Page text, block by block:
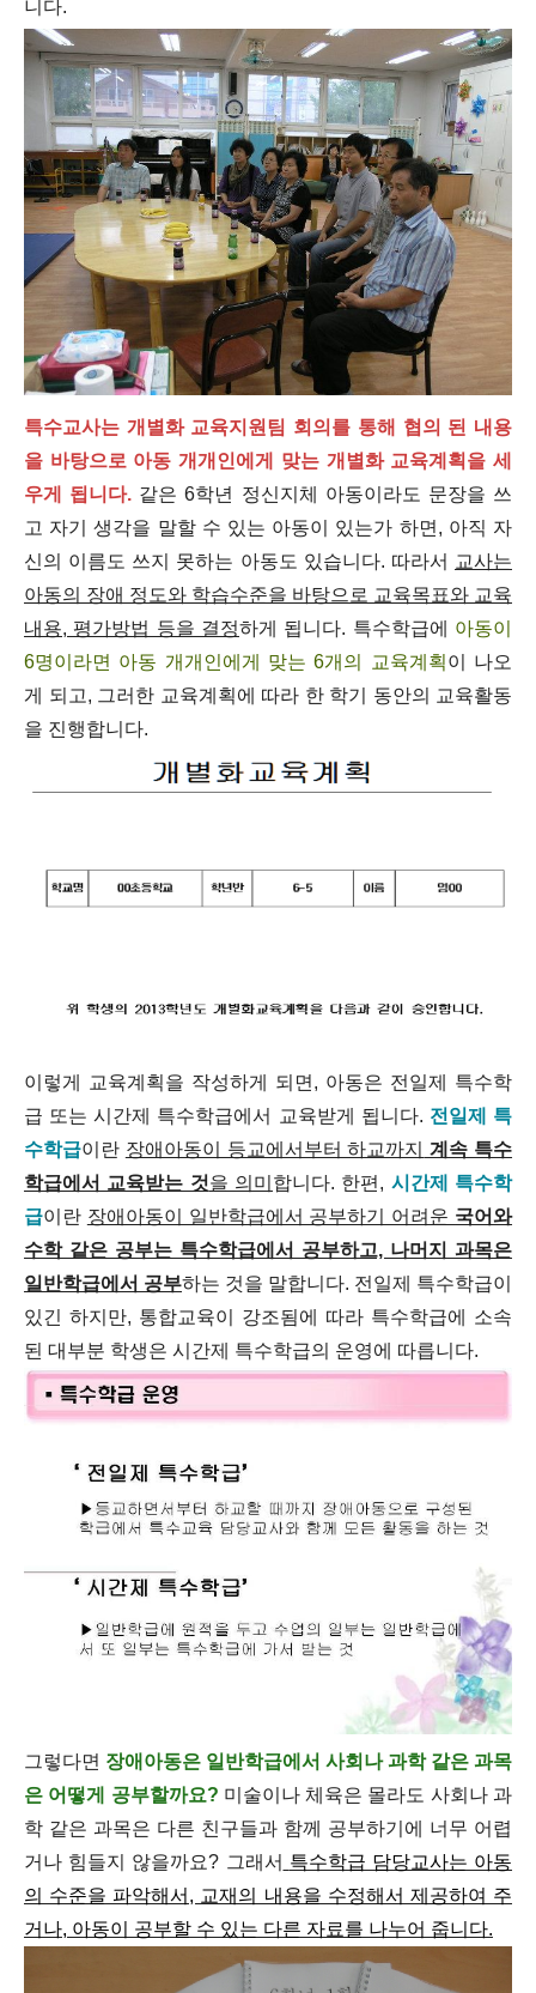
니다.
특수교사는 개별화 교육지원팀 회의를 통해 협의 된 내용
을 바탕으로 아동개개인에게 맞는 개별화 교육계획을 세
우게 됩니다. 같은 6학년 정신지체 아동이라도 문장을 쓰
고 자기 생각을 말할 수 있는 아동이 있는가 하면, 아직 자
신의 이름도 쓰지 못하는 아동도 있습니다. 따라서 교사는
아동의 장애 정도와 학습수준을 바탕으로 교육목표와 교육
내용, 평가방법 등을 결정하게 됩니다. 특수학급에 아동이
6명이라면 아동 개개인에게 맞는 6개의 교육계획이 나오
게 되고, 그러한 교육계획에 따라 한 학기 동안의 교육활동
을 진행합니다.
이렇게 교육계획을 작성하게 되면, 아동은 전일제 특수학
급 또는시간제 특수학급에서 교육받게 됩니다. 전일제 특
수학급이란 장애아동이 등교에서부터 하교까지
계속 특수
학급에서 교육받는 것을 의미 합니다. 한편, 시간제 특수학
급이란 장애아동이 일반학급에서 공부하기 어려운 국어와
수학 같은 공부는 특수학급에서 공부하고, 나머지 과목은
일반학급에서 공부하는 것을 말합니다. 전일제 특수학급이
있긴 하지만, 통합교육이 강조됨에 따라 특수학급에 소속
된 대부분 학생은 시간제 특수학급의 운영에 따릅니다.
그렇다면 장애아동은 일반학급에서 사회나 과학 같은 과목
은 어떻게 공부할까요? 미술이나 체육은 몰라도 사회나 과
학 같은 과목은 다른 친구들과 함께 공부하기에 너무 어렵
거나 힘들지 않을까요? 그래서 특수학급 담당교사는 아동
의 수준을 파악해서, 교재의 내용을 수정해서 제공하여 주
거나, 아동이 공부할 수 있는 다른 자료를 나누어 줍니다.